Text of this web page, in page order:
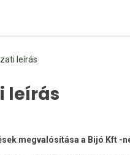
leírás
leírás
megvalósítása a Bijó Kft -